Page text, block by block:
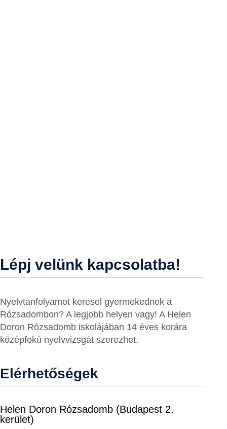
Lépj velünk kapcsolatba!
Nyelvtanfolyamot keresel gyermekednek a
Rózsadombon? A legjobb helyen vagy! A Helen
Doron Rózsadomb iskolájában 14 éves korára
középfokú nyelvvizsgát szerezhet.
Elérhetőségek
Helen Doron Rózsadomb (Budapest 2.
kerület)